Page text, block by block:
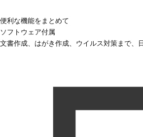
便利な機能をまとめて
ソフトウェア付属
文書作成、はがき作成、ウイルス対策まで、